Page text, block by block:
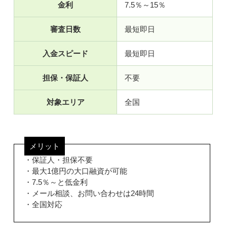
金利 7.5％～15％
審査日数 最短即日
入金スピード 最短即日
担保・保証人 不要
対象エリア 全国
メリット
・保証人・担保不要
・最大1億円の大口融資が可能
・7.5％～と低金利
・メール相談、お問い合わせは24時間
・全国対応